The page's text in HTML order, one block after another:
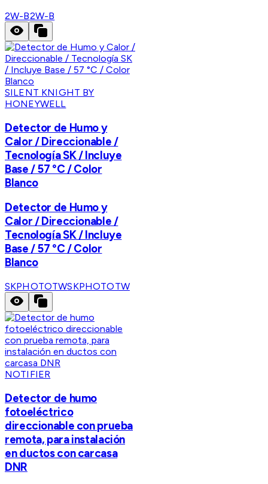
2W-B2W-B
SILENT KNIGHT BY
HONEYWELL
Detector de Humo y
Calor / Direccionable /
Tecnología SK / Incluye
Base / 57 °C / Color
Blanco
Detector de Humo y
Calor / Direccionable /
Tecnología SK / Incluye
Base / 57 °C / Color
Blanco
SKPHOTOTWSKPHOTOTW
NOTIFIER
Detector de humo
fotoeléctrico
direccionable con prueba
remota, para instalación
en ductos con carcasa
DNR